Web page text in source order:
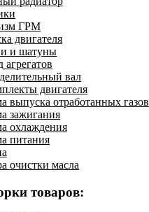
ГРМ
двигателя
и шатуны
вал
двигателя
выпуска отработанных газов
зажигания
охлаждения
питания
очистки масла
товаров: